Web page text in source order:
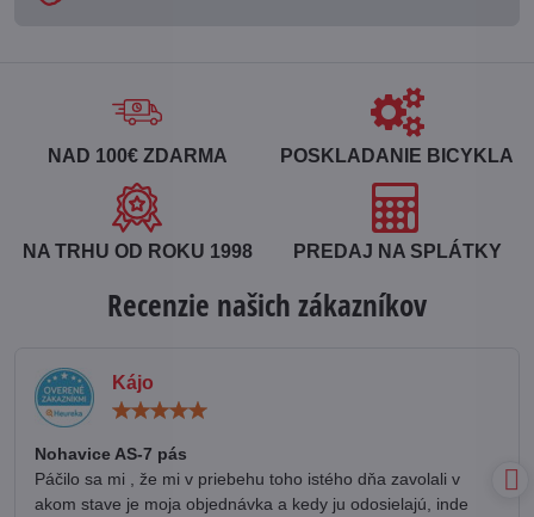
NAD 100€ ZDARMA POSKLADANIE BICYKLA
NA TRHU OD ROKU 1998 PREDAJ NA SPLÁTKY
Recenzie našich zákazníkov
Kájo
Nohavice AS-7 pás
Páčilo sa mi , že mi v priebehu toho istého dňa zavolali v
akom stave je moja objednávka a kedy ju odosielajú, inde